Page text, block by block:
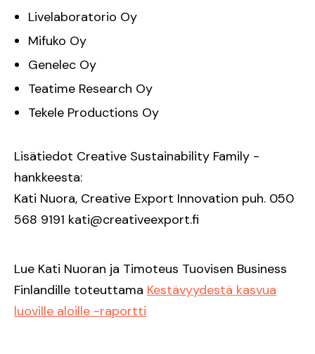
Livelaboratorio Oy
Mifuko Oy
Genelec Oy
Teatime Research Oy
Tekele Productions Oy
Lisätiedot Creative Sustainability Family -
hankkeesta:
Kati Nuora, Creative Export Innovation puh. 050
568 9191 kati@creativeexport.fi
Lue Kati Nuoran ja Timoteus Tuovisen Business
Finlandille toteuttama Kestävyydestä kasvua
luoville aloille -raportti